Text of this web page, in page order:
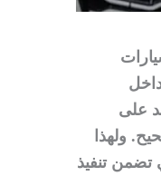
على
ولهذا
تضمن تنفيذ